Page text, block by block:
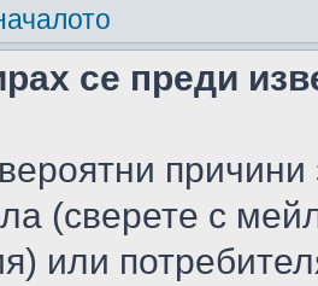
се преди
(сверете с
или